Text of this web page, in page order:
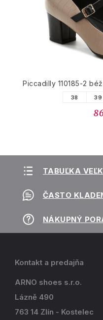
Piccadilly 110185-2
38 39
TABUĽKA
ČASTO
NÁKUPNÝ
Kontakt a predajňa
ARNO shoes s.r.o.
Lázně 490
763 14 Zlín - Kostelec